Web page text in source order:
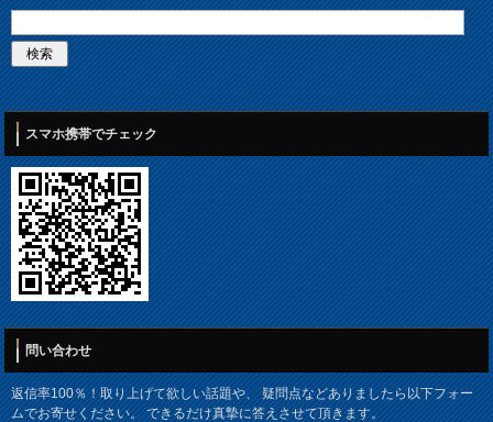
スマホ携帯でチェック
問い合わせ
返信率100％！取り上げて欲しい話題や、 疑問点などありましたら以下フォー
ムでお寄せください。 できるだけ真摯に答えさせて頂きます。